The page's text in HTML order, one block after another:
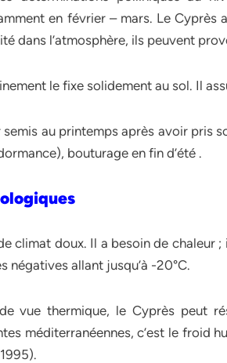
en février – mars. Le Cyprès
dans l’atmosphère, ils peuvent
le fixe solidement au sol. Il
semis au printemps après avoir pris
bouturage en fin d’été .
climat doux. Il a besoin de
négatives allant jusqu’à -20°C.
vue thermique, le Cyprès peut
méditerranéennes, c’est le froid